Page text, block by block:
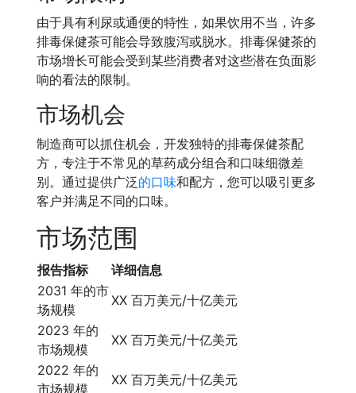
由于具有利尿或通便的特性，如果饮用不当，许多
排毒保健茶可能会导致腹泻或脱水。排毒保健茶的
市场增长可能会受到某些消费者对这些潜在负面影
响的看法的限制。
市场机会
制造商可以抓住机会，开发独特的排毒保健茶配
方，专注于不常见的草药成分组合和口味细微差
别。通过提供广泛的口味和配方，您可以吸引更多
客户并满足不同的口味。
市场范围
报告指标
详细信息
2031 年的市
场规模
XX 百万美元/十亿美元
2023 年的
市场规模
XX 百万美元/十亿美元
2022 年的
市场规模
XX 百万美元/十亿美元